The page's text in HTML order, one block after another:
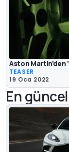
Aston Martin'den
TEASER
19 Oca 2022
En